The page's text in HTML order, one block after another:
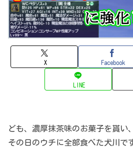
X Facebook
LINE
ども、濃厚抹茶味のお菓子を貰い、
その日のウチに全部食べた犬川で